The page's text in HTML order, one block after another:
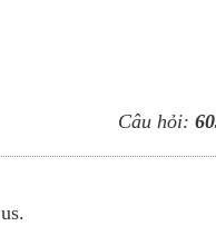
Câu hỏi: